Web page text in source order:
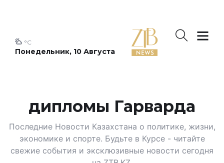
Понедельник, 10 Августа
°C
дипломы Гарварда
Последние Новости Казахстана о политике, жизни,
экономике и спорте. Будьте в Курсе - читайте
свежие события и эксклюзивные новости сегодня